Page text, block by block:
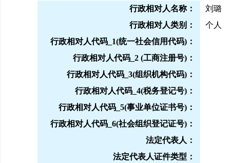
行政相对人名称：
刘璐
行政相对人类别：
个人
行政相对人代码_1(统一社会信用代码)：
行政相对人代码_2 (工商注册号)：
行政相对人代码_3(组织机构代码)：
行政相对人代码_4(税务登记号)：
行政相对人代码_5(事业单位证书号)：
行政相对人代码_6(社会组织登记证号)：
法定代表人：
法定代表人证件类型：